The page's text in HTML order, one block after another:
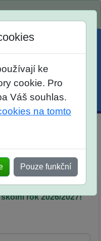
Košík
ke
cookie. Pro
Váš souhlas.
na tomto
Pouze funkční
rok 2026/2027!